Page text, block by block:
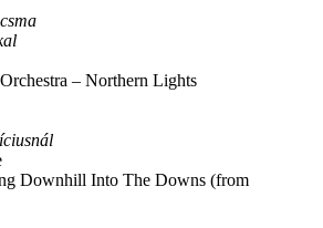
– Northern Lights
Downhill Into The Downs (from